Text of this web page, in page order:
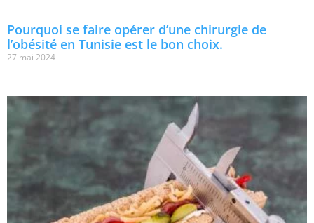
Pourquoi se faire opérer d’une chirurgie de
l’obésité en Tunisie est le bon choix.
27 mai 2024